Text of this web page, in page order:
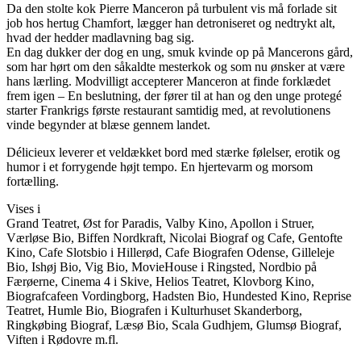
Da den stolte kok Pierre Manceron på turbulent vis må forlade sit
job hos hertug Chamfort, lægger han detroniseret og nedtrykt alt,
hvad der hedder madlavning bag sig.
En dag dukker der dog en ung, smuk kvinde op på Mancerons gård,
som har hørt om den såkaldte mesterkok og som nu ønsker at være
hans lærling. Modvilligt accepterer Manceron at finde forklædet
frem igen – En beslutning, der fører til at han og den unge protegé
starter Frankrigs første restaurant samtidig med, at revolutionens
vinde begynder at blæse gennem landet.
Délicieux leverer et veldækket bord med stærke følelser, erotik og
humor i et forrygende højt tempo. En hjertevarm og morsom
fortælling.
Vises i
Grand Teatret, Øst for Paradis, Valby Kino, Apollon i Struer,
Værløse Bio, Biffen Nordkraft, Nicolai Biograf og Cafe, Gentofte
Kino, Cafe Slotsbio i Hillerød, Cafe Biografen Odense, Gilleleje
Bio, Ishøj Bio, Vig Bio, MovieHouse i Ringsted, Nordbio på
Færøerne, Cinema 4 i Skive, Helios Teatret, Klovborg Kino,
Biografcafeen Vordingborg, Hadsten Bio, Hundested Kino, Reprise
Teatret, Humle Bio, Biografen i Kulturhuset Skanderborg,
Ringkøbing Biograf, Læsø Bio, Scala Gudhjem, Glumsø Biograf,
Viften i Rødovre m.fl.